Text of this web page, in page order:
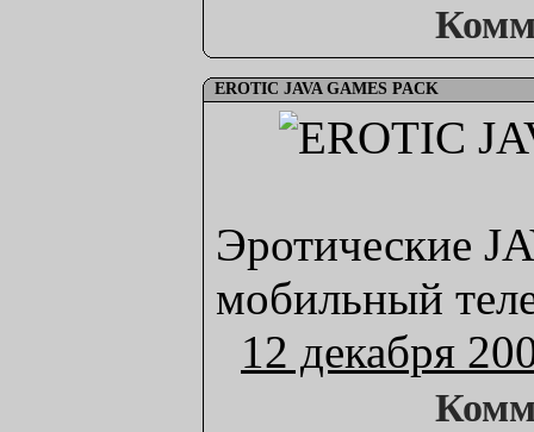
EROTIC JAVA GAMES PACK
Эротические
мобильный
12 декабря